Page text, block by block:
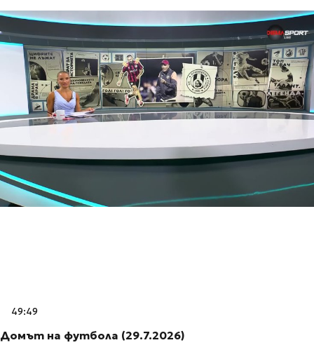
49:49
Домът на футбола (29.7.2026)